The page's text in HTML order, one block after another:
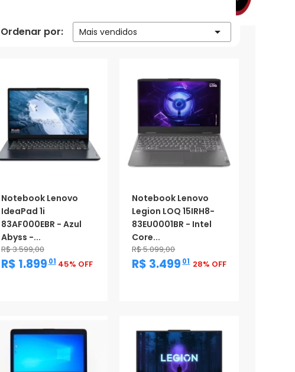
Ordenar por: Mais vendidos 
Notebook Lenovo
IdeaPad 1i
83AF000EBR - Azul
Abyss -...
R$ 3.599,00
R$ 1.899 ,01 45% OFF
Notebook Lenovo
Legion LOQ 15IRH8-
83EU0001BR - Intel
Core...
R$ 5.099,00
R$ 3.499 ,01 28% OFF